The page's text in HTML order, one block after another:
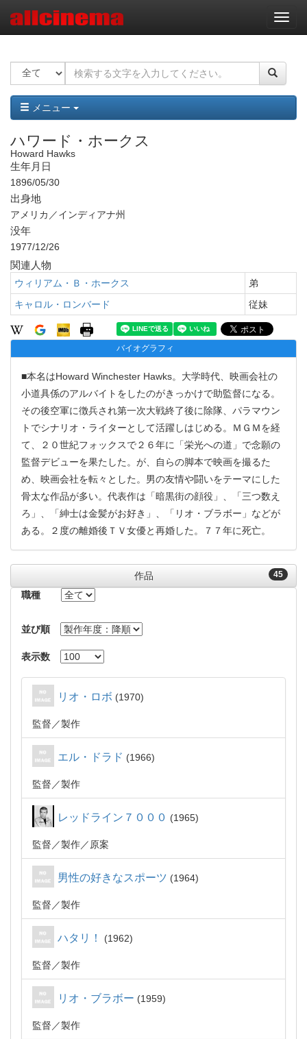
ナ
ビ
ー
ョ
ン
メニュー
ハワード・ホークス
Howard Hawks
生年月日
1896/05/30
出身地
アメリカ／インディアナ州
没年
1977/12/26
関連人物
ウィリアム・Ｂ・ホークス
弟
キャロル・ロンバード
従妹
バイオグラフィ
■本名はHoward Winchester Hawks。大学時代、映画会社の
小道具係のアルバイトをしたのがきっかけで助監督になる。
その後空軍に徴兵され第一次大戦終了後に除隊、パラマウン
トでシナリオ・ライターとして活躍しはじめる。ＭＧＭを経
て、２０世紀フォックスで２６年に「栄光への道」で念願の
監督デビューを果たした。が、自らの脚本で映画を撮るた
め、映画会社を転々とした。男の友情や闘いをテーマにした
骨太な作品が多い。代表作は「暗黒街の顔役」、「三つ数え
ろ」、「紳士は金髪がお好き」、「リオ・ブラボー」などが
ある。２度の離婚後ＴＶ女優と再婚した。７７年に死亡。
45
作品
職種
並び順
表示数
リオ・ロボ 1970
監督 製作
エル・ドラド 1966
監督 製作
レッドライン７０００ 1965
監督 製作 原案
男性の好きなスポーツ 1964
監督 製作
ハタリ！ 1962
監督 製作
リオ・ブラボー 1959
監督 製作